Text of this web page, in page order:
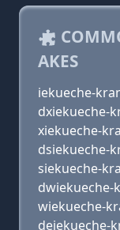
AKES
iekueche-
dxiekueche-
xiekueche-
dsiekueche-
siekueche-
dwiekueche-
wiekueche-
deiekueche-